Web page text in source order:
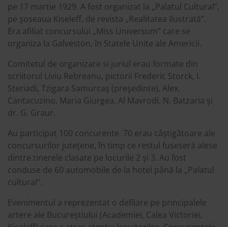
pe 17 martie 1929. A fost organizat la „Palatul Cultural“,
pe şoseaua Kiseleff, de revista „Realitatea Ilustrată”.
Era afiliat concursului „Miss Universum” care se
organiza la Galveston, în Statele Unite ale Americii.
Comitetul de organizare si juriul erau formate din
scriitorul Liviu Rebreanu, pictorii Frederic Storck, I.
Steriadi, Tzigara Samurcaş (preşedinte), Alex.
Cantacuzino, Maria Giurgea, Al Mavrodi, N. Batzaria şi
dr. G. Graur.
Au participat 100 concurente. 70 erau câştigătoare ale
concursurilor juteţene, în timp ce restul fuseseră alese
dintre tinerele clasate pe locurile 2 şi 3. Au fost
conduse de 60 automobile de la hotel până la „Palatul
cultural“.
Evenimentul a reprezentat o defilare pe principalele
artere ale Bucureștiului (Academiei, Calea Victoriei,